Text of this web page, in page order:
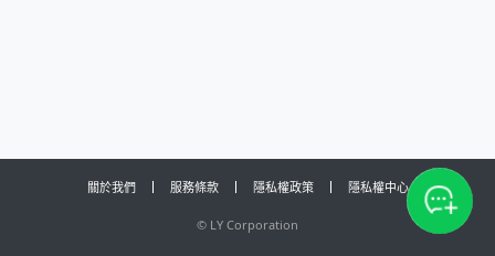
關於我們 服務條款 隱私權政策 隱私權中心
© LY Corporation